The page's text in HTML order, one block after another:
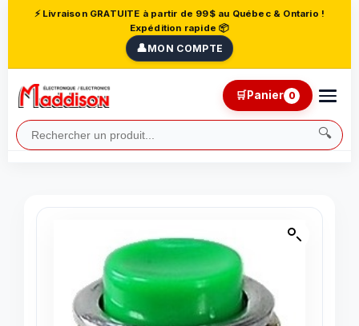
⚡ Livraison GRATUITE à partir de 99$ au Québec & Ontario !
Expédition rapide 📦
👤MON COMPTE
🔍
🛒Panier 0